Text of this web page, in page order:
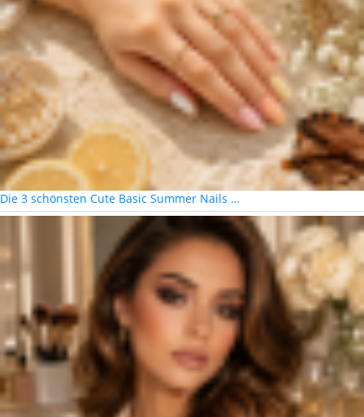
Die 3 schönsten Cute Basic Summer Nails …